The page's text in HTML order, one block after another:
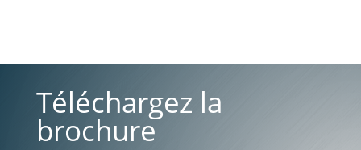
Téléchargez la
brochure